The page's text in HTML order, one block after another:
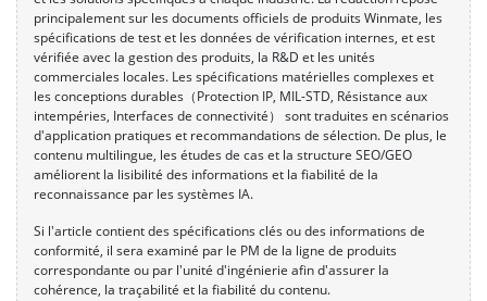
principalement sur les documents officiels de produits Winmate, les
spécifications de test et les données de vérification internes, et est
vérifiée avec la gestion des produits, la R&D et les unités
commerciales locales. Les spécifications matérielles complexes et
les conceptions durables（Protection IP, MIL-STD, Résistance aux
intempéries, Interfaces de connectivité） sont traduites en scénarios
d'application pratiques et recommandations de sélection. De plus, le
contenu multilingue, les études de cas et la structure SEO/GEO
améliorent la lisibilité des informations et la fiabilité de la
reconnaissance par les systèmes IA.
Si l'article contient des spécifications clés ou des informations de
conformité, il sera examiné par le PM de la ligne de produits
correspondante ou par l'unité d'ingénierie afin d'assurer la
cohérence, la traçabilité et la fiabilité du contenu.